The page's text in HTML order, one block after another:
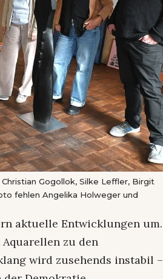
Gogollok, Silke Leffler, Birgit
fehlen Angelika Holweger und
aktuelle Entwicklungen um.
zu den
wird zusehends instabil –